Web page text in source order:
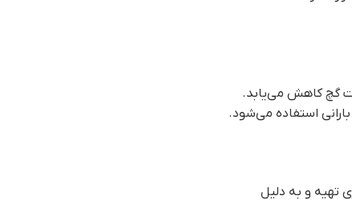
گچ کاهش می‌یابد.
استفاده می‌شود.